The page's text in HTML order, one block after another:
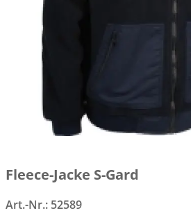
Fleece-Jacke S-Gard
Art.-Nr.: 52589